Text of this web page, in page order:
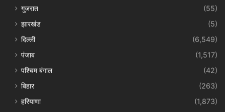
गुजरात
(55)
झारखंड
(5)
दिल्ली
(6,549)
पंजाब
(1,517)
पश्चिम बंगाल
(42)
बिहार
(263)
हरियाणा
(1,873)